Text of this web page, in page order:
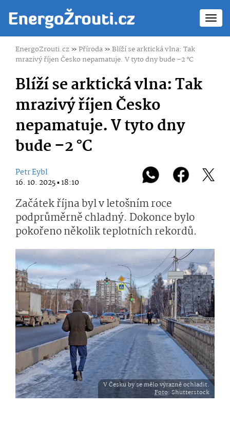
EnergoZrouti.cz»Příroda»Blíží se arktická vlna: Tak
mrazivý říjen Česko nepamatuje. V tyto dny bude –2 °C
Blíží se arktická vlna: Tak
mrazivý říjen Česko
nepamatuje. V tyto dny
bude –2 °C
Petr Eybl
16. 10. 2025 ▪ 18:10
Začátek října byl v letošním roce
podprůměrně chladný. Dokonce bylo
pokořeno několik teplotních rekordů.
V Česku by se mělo výrazně ochladit.
Foto: Shutterstock